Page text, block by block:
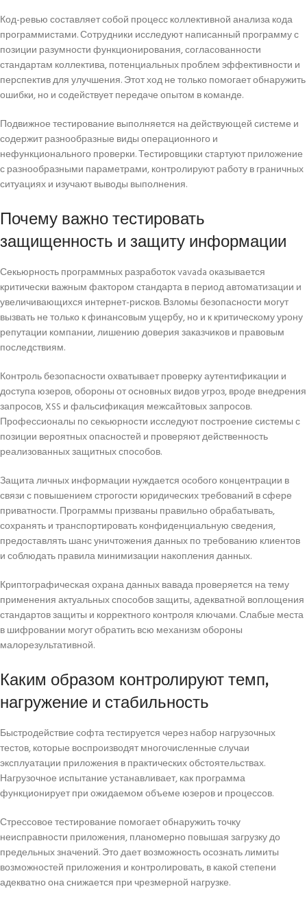
Код-ревью составляет собой процесс коллективной анализа кода
программистами. Сотрудники исследуют написанный программу с
позиции разумности функционирования, согласованности
стандартам коллектива, потенциальных проблем эффективности и
перспектив для улучшения. Этот ход не только помогает обнаружить
ошибки, но и содействует передаче опытом в команде.
Подвижное тестирование выполняется на действующей системе и
содержит разнообразные виды операционного и
нефункционального проверки. Тестировщики стартуют приложение
с разнообразными параметрами, контролируют работу в граничных
ситуациях и изучают выводы выполнения.
Почему важно тестировать
защищенность и защиту информации
Секьюрность программных разработок vavada оказывается
критически важным фактором стандарта в период автоматизации и
увеличивающихся интернет-рисков. Взломы безопасности могут
вызвать не только к финансовым ущербу, но и к критическому урону
репутации компании, лишению доверия заказчиков и правовым
последствиям.
Контроль безопасности охватывает проверку аутентификации и
доступа юзеров, обороны от основных видов угроз, вроде внедрения
запросов, XSS и фальсификация межсайтовых запросов.
Профессионалы по секьюрности исследуют построение системы с
позиции вероятных опасностей и проверяют действенность
реализованных защитных способов.
Защита личных информации нуждается особого концентрации в
связи с повышением строгости юридических требований в сфере
приватности. Программы призваны правильно обрабатывать,
сохранять и транспортировать конфиденциальную сведения,
предоставлять шанс уничтожения данных по требованию клиентов
и соблюдать правила минимизации накопления данных.
Криптографическая охрана данных вавада проверяется на тему
применения актуальных способов защиты, адекватной воплощения
стандартов защиты и корректного контроля ключами. Слабые места
в шифровании могут обратить всю механизм обороны
малорезультативной.
Каким образом контролируют темп,
нагружение и стабильность
Быстродействие софта тестируется через набор нагрузочных
тестов, которые воспроизводят многочисленные случаи
эксплуатации приложения в практических обстоятельствах.
Нагрузочное испытание устанавливает, как программа
функционирует при ожидаемом объеме юзеров и процессов.
Стрессовое тестирование помогает обнаружить точку
неисправности приложения, планомерно повышая загрузку до
предельных значений. Это дает возможность осознать лимиты
возможностей приложения и контролировать, в какой степени
адекватно она снижается при чрезмерной нагрузке.